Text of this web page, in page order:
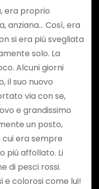
era proprio
anziana… Così, era
si era piú svegliata
solo. La
Alcuni giorni
il suo nuovo
via con se,
e grandissimo
un posto,
era sempre
piú affollato. Li
di pesci rossi.
e colorosi come lui!